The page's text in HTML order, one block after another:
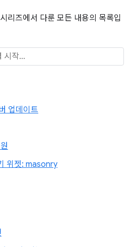
시리즈에서 다룬 모든 내용의 목록입
업데이트
위젯: masonry